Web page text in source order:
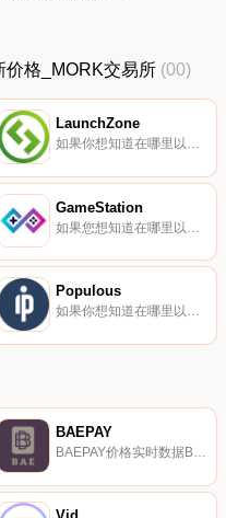
价格_MORK交易所 (00)
LaunchZone
如果你想知道在哪里以当前价格购买LaunchZone,目前交易{LaunchZone]股票的顶级加密货币交易所是MEXC。您可以在我们的加密货币交易所页面上找到其他列表.
GameStation
Populous
如果你想知道在哪里以当前价格购买Populous,目前交易{Populous]股票的顶级加密货币交易所是OKX、KuCoin、HitBTC、Mercatox和ProBit。您可以在我们的加密货币交易所页面上找到其他列表.
BAEPAY